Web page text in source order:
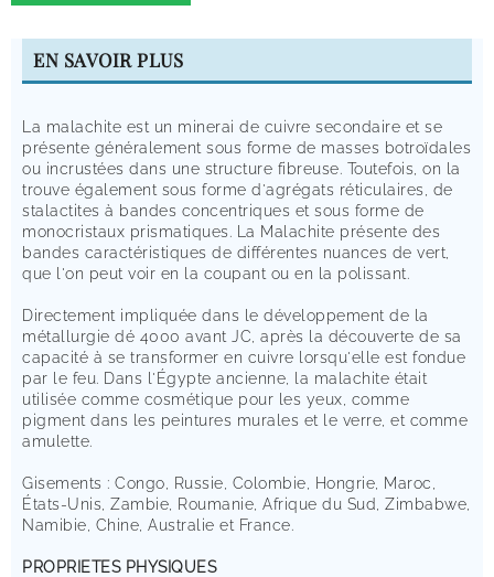
EN SAVOIR PLUS
La malachite est un minerai de cuivre secondaire et se
présente généralement sous forme de masses botroïdales
ou incrustées dans une structure fibreuse. Toutefois, on la
trouve également sous forme d'agrégats réticulaires, de
stalactites à bandes concentriques et sous forme de
monocristaux prismatiques. La Malachite présente des
bandes caractéristiques de différentes nuances de vert,
que l'on peut voir en la coupant ou en la polissant.
Directement impliquée dans le développement de la
métallurgie dé 4000 avant JC, après la découverte de sa
capacité à se transformer en cuivre lorsqu'elle est fondue
par le feu. Dans l'Égypte ancienne, la malachite était
utilisée comme cosmétique pour les yeux, comme
pigment dans les peintures murales et le verre, et comme
amulette.
Gisements : Congo, Russie, Colombie, Hongrie, Maroc,
États-Unis, Zambie, Roumanie, Afrique du Sud, Zimbabwe,
Namibie, Chine, Australie et France.
PROPRIETES PHYSIQUES